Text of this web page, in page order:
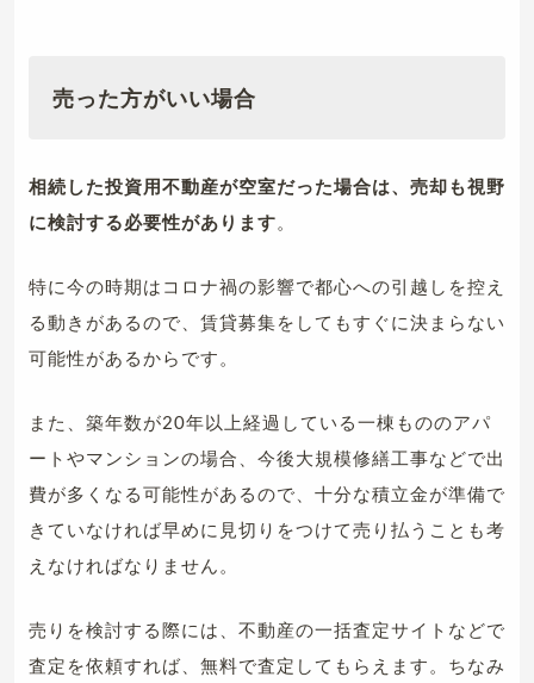
売った方がいい場合
相続した投資用不動産が空室だった場合は、売却も視野
に検討する必要性があります。
特に今の時期はコロナ禍の影響で都心への引越しを控え
る動きがあるので、賃貸募集をしてもすぐに決まらない
可能性があるからです。
また、築年数が20年以上経過している一棟もののアパ
ートやマンションの場合、今後大規模修繕工事などで出
費が多くなる可能性があるので、十分な積立金が準備で
きていなければ早めに見切りをつけて売り払うことも考
えなければなりません。
売りを検討する際には、不動産の一括査定サイトなどで
査定を依頼すれば、無料で査定してもらえます。ちなみ